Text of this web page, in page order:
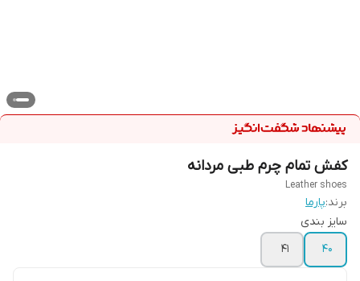
کفش تمام چرم طبی مردانه
Leather shoes
برند:پارما
سایز بندی
40
41